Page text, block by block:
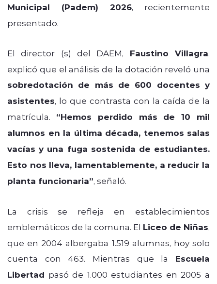
Municipal (Padem) 2026, recientemente
presentado.
El director (s) del DAEM, Faustino Villagra,
explicó que el análisis de la dotación reveló una
sobredotación de más de 600 docentes y
asistentes, lo que contrasta con la caída de la
matrícula. “Hemos perdido más de 10 mil
alumnos en la última década, tenemos salas
vacías y una fuga sostenida de estudiantes.
Esto nos lleva, lamentablemente, a reducir la
planta funcionaria”, señaló.
La crisis se refleja en establecimientos
emblemáticos de la comuna. El Liceo de Niñas,
que en 2004 albergaba 1.519 alumnas, hoy solo
cuenta con 463. Mientras que la Escuela
Libertad pasó de 1.000 estudiantes en 2005 a